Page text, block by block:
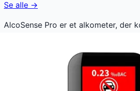
Se alle →
AlcoSense Pro er et alkometer, der
Enheden eliminerer fejlaflæsninger
og har en timer, der beregner,
kan teste igen. Blow Coach-